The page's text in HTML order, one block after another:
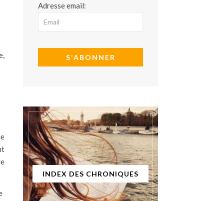
Adresse email:
INDEX DES CHRONIQUES